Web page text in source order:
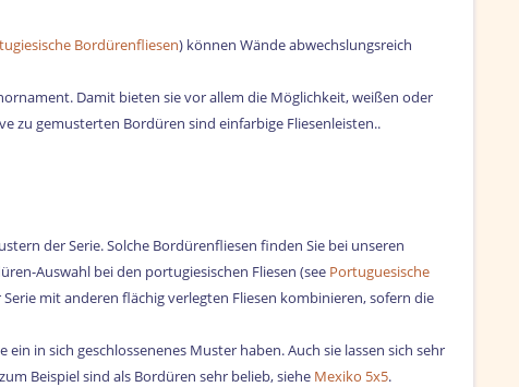
Bordürenfliesen) können Wände abwechslungsreich
Damit bieten sie vor allem die Möglichkeit, weißen oder
zu gemusterten Bordüren sind einfarbige Fliesenleisten..
der Serie. Solche Bordürenfliesen finden Sie bei unseren
Auswahl bei den portugiesischen Fliesen (see Portuguesische
mit anderen flächig verlegten Fliesen kombinieren, sofern die
in sich geschlossenenes Muster haben. Auch sie lassen sich sehr
Beispiel sind als Bordüren sehr belieb, siehe Mexiko 5x5.